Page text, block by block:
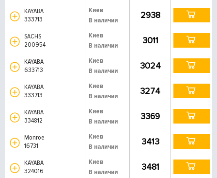
KAYABA
333713
Киев
В наличии
2938
SACHS
200954
Киев
В наличии
3011
KAYABA
633713
Киев
В наличии
3024
KAYABA
333713
Киев
В наличии
3274
KAYABA
334812
Киев
В наличии
3369
Monroe
16731
Киев
В наличии
3413
KAYABA
324016
Киев
В наличии
3481